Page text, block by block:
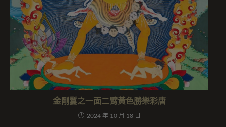
金剛鬘之一面二臂黃色勝樂彩唐
2024 年 10 月 18 日